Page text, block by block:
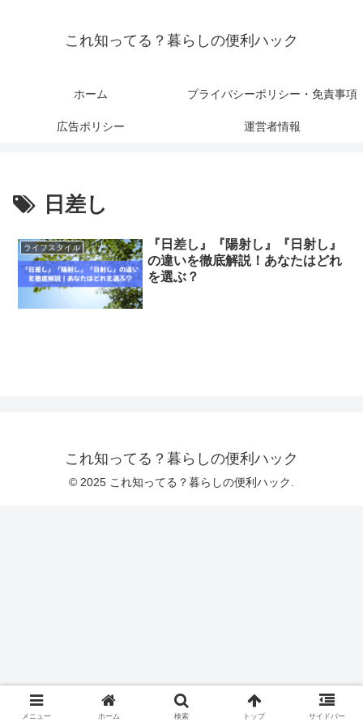
これ知ってる？暮らしの便利ハック
ホーム プライバシーポリシー・免責事項
広告ポリシー 運営者情報
日差し
ライフスタイル
『日差し』『陽射し』『日射し』
の違いを徹底解説！あなたはどれ
を選ぶ？
これ知ってる？暮らしの便利ハック
© 2025 これ知ってる？暮らしの便利ハック.
メニュー ホーム 検索 トップ サイドバー